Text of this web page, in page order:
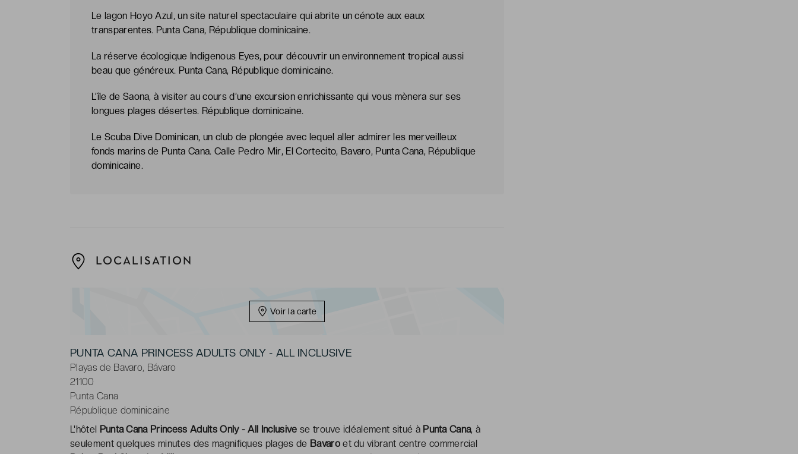
Le lagon Hoyo Azul, un site naturel spectaculaire qui abrite un cénote aux eaux
transparentes. Punta Cana, République dominicaine.
La réserve écologique Indigenous Eyes, pour découvrir un environnement tropical aussi
beau que généreux. Punta Cana, République dominicaine.
L’île de Saona, à visiter au cours d’une excursion enrichissante qui vous mènera sur ses
longues plages désertes. République dominicaine.
Le Scuba Dive Dominican, un club de plongée avec lequel aller admirer les merveilleux
fonds marins de Punta Cana. Calle Pedro Mir, El Cortecito, Bavaro, Punta Cana, République
dominicaine.
LOCALISATION
Voir la carte
PUNTA CANA PRINCESS ADULTS ONLY - ALL INCLUSIVE
Playas de Bavaro, Bávaro
21100
Punta Cana
République dominicaine
L'hôtel Punta Cana Princess Adults Only - All Inclusive se trouve idéalement situé à Punta Cana, à
seulement quelques minutes des magnifiques plages de Bavaroet du vibrant centre commercial